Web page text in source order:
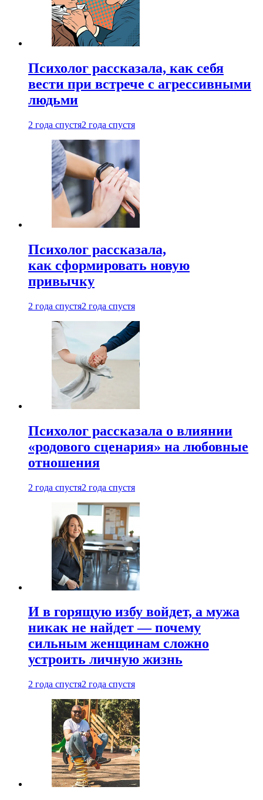
Психолог рассказала, как себя
вести при встрече с агрессивными
людьми
2 года спустя2 года спустя
Психолог рассказала,
как сформировать новую
привычку
2 года спустя2 года спустя
Психолог рассказала о влиянии
«родового сценария» на любовные
отношения
2 года спустя2 года спустя
И в горящую избу войдет, а мужа
никак не найдет — почему
сильным женщинам сложно
устроить личную жизнь
2 года спустя2 года спустя